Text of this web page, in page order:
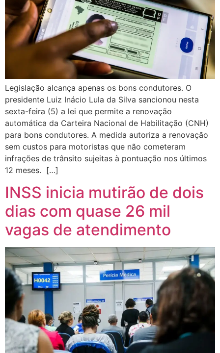
Legislação alcança apenas os bons condutores. O
presidente Luiz Inácio Lula da Silva sancionou nesta
sexta-feira (5) a lei que permite a renovação
automática da Carteira Nacional de Habilitação (CNH)
para bons condutores. A medida autoriza a renovação
sem custos para motoristas que não cometeram
infrações de trânsito sujeitas à pontuação nos últimos
12 meses. […]
INSS inicia mutirão de dois
dias com quase 26 mil
vagas de atendimento